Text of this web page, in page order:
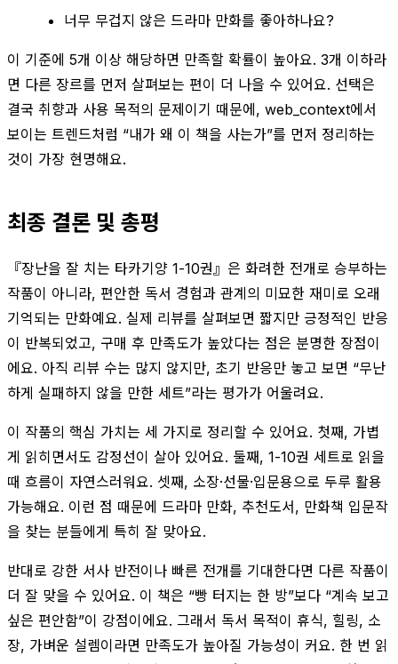
너무 무겁지 않은 드라마 만화를 좋아하나요?
이 기준에 5개 이상 해당하면 만족할 확률이 높아요. 3개 이하라
면 다른 장르를 먼저 살펴보는 편이 더 나을 수 있어요. 선택은
결국 취향과 사용 목적의 문제이기 때문에, web_context에서
보이는 트렌드처럼 “내가 왜 이 책을 사는가”를 먼저 정리하는
것이 가장 현명해요.
최종 결론 및 총평
『장난을 잘 치는 타카기양 1-10권』은 화려한 전개로 승부하는
작품이 아니라, 편안한 독서 경험과 관계의 미묘한 재미로 오래
기억되는 만화예요. 실제 리뷰를 살펴보면 짧지만 긍정적인 반응
이 반복되었고, 구매 후 만족도가 높았다는 점은 분명한 장점이
에요. 아직 리뷰 수는 많지 않지만, 초기 반응만 놓고 보면 “무난
하게 실패하지 않을 만한 세트”라는 평가가 어울려요.
이 작품의 핵심 가치는 세 가지로 정리할 수 있어요. 첫째, 가볍
게 읽히면서도 감정선이 살아 있어요. 둘째, 1-10권 세트로 읽을
때 흐름이 자연스러워요. 셋째, 소장·선물·입문용으로 두루 활용
가능해요. 이런 점 때문에 드라마 만화, 추천도서, 만화책 입문작
을 찾는 분들에게 특히 잘 맞아요.
반대로 강한 서사 반전이나 빠른 전개를 기대한다면 다른 작품이
더 잘 맞을 수 있어요. 이 책은 “빵 터지는 한 방”보다 “계속 보고
싶은 편안함”이 강점이에요. 그래서 독서 목적이 휴식, 힐링, 소
장, 가벼운 설렘이라면 만족도가 높아질 가능성이 커요. 한 번 읽